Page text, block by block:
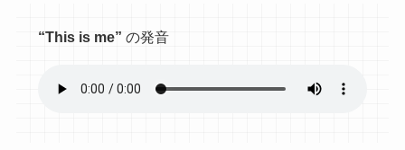
“This is me” の発音